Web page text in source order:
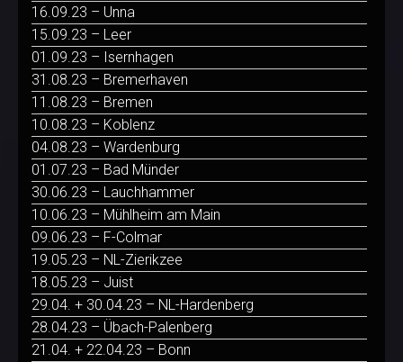
16.09.23 – Unna
15.09.23 – Leer
01.09.23 – Isernhagen
31.08.23 – Bremerhaven
11.08.23 – Bremen
10.08.23 – Koblenz
04.08.23 – Wardenburg
01.07.23 – Bad Münder
30.06.23 – Lauchhammer
10.06.23 – Mühlheim am Main
09.06.23 – F-Colmar
19.05.23 – NL-Zierikzee
18.05.23 – Juist
29.04. + 30.04.23 – NL-Hardenberg
28.04.23 – Übach-Palenberg
21.04. + 22.04.23 – Bonn